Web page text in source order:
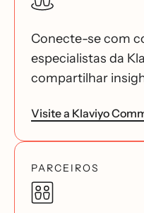
Conecte-se com
especialistas da
compartilhar
Visite a Klaviyo
PARCEIROS